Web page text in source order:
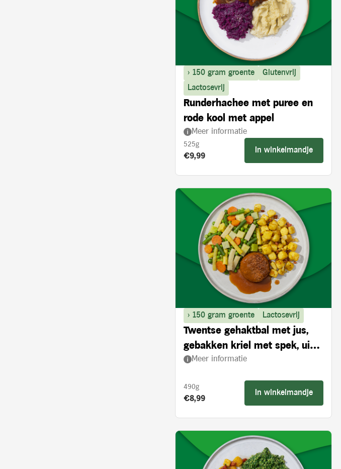
> 150 gram groente
Glutenvrij
Lactosevrij
Runderhachee met puree en
rode kool met appel
Meer informatie
525g
Product prijs:
€9,99
In winkelmandje
> 150 gram groente Lactosevrij
Twentse gehaktbal met jus,
gebakken kriel met spek, ui
en gemengde groenten
Meer informatie
490g
Product prijs:
€8,99
In winkelmandje